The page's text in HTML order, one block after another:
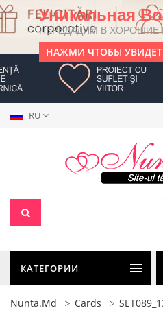
Уникальная
ПЕРЕДАДИМ В ХОРОШИЕ
НАЖМИ ЧТОБЫ
RU
КАТЕГОРИИ
Nunta.md Cards